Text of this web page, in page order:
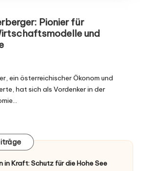
Pionier für
und
ein österreichischer Ökonom und
hat sich als Vordenker in der
in Kraft: Schutz für die Hohe See